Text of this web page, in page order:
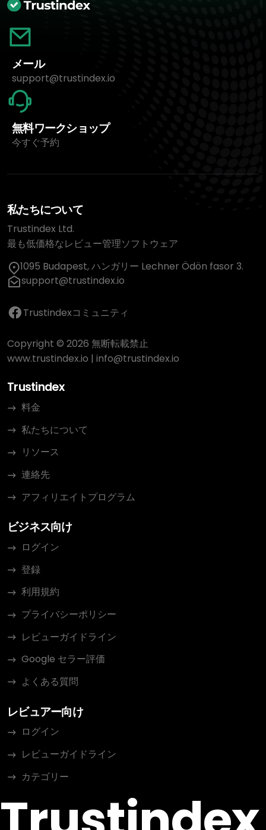
メール
support@trustindex.io
無料ワークショップ
今すぐ予約
私たちについて
Trustindex Ltd.
最も低価格なレビュー管理ソフトウェア
1095 Budapest, ハンガリー Lechner Ödön fasor 3.
support@trustindex.io
Trustindexコミュニティ
Copyright © 2026 無断転載禁止
www.trustindex.io | info@trustindex.io
Trustindex
料金
私たちについて
リソース
連絡先
アフィリエイトプログラム
ビジネス向け
ログイン
登録
利用規約
プライバシーポリシー
レビューガイドライン
Google セラー評価
よくある質問
レビュアー向け
ログイン
レビューガイドライン
カテゴリー